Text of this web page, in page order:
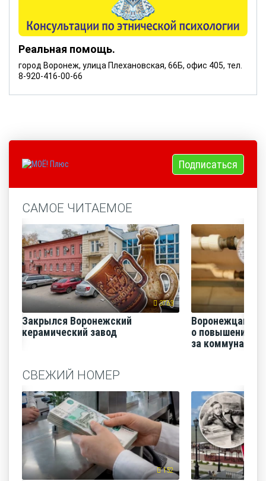
Реальная помощь.
город Воронеж, улица Плехановская, 66Б, офис 405, тел.
8-920-416-00-66
Подписаться
САМОЕ ЧИТАЕМОЕ
3763
Закрылся Воронежский
керамический завод
Воронежцам
о повышении
за
СВЕЖИЙ НОМЕР
152